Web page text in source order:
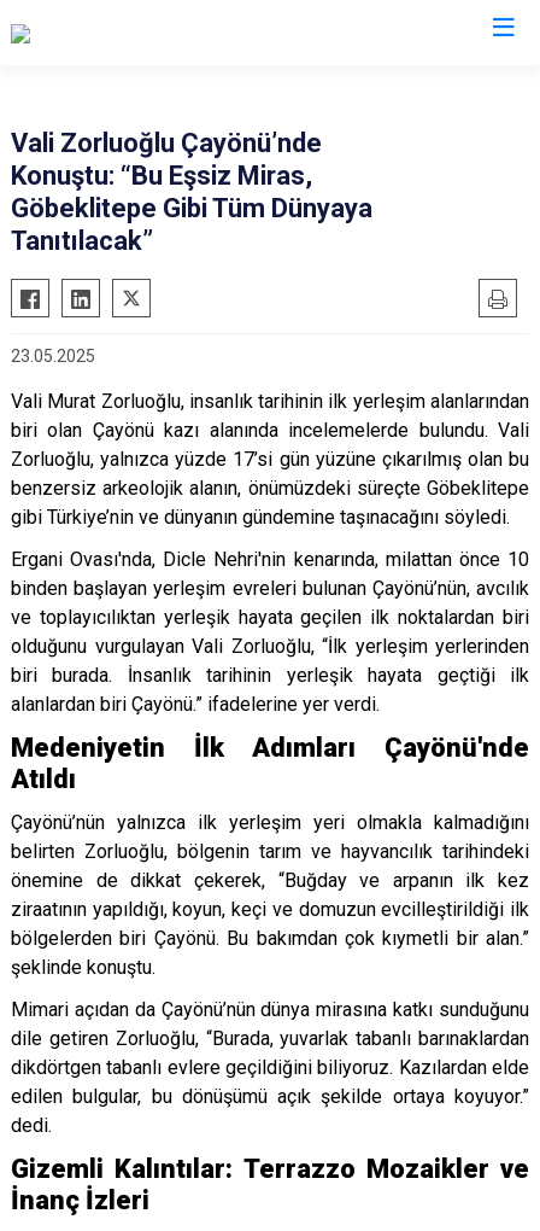
Vali Zorluoğlu Çayönü’nde
Konuştu: “Bu Eşsiz Miras,
Göbeklitepe Gibi Tüm Dünyaya
Tanıtılacak”
23.05.2025
Vali Murat Zorluoğlu, insanlık tarihinin ilk yerleşim alanlarından
biri olan Çayönü kazı alanında incelemelerde bulundu. Vali
Zorluoğlu, yalnızca yüzde 17’si gün yüzüne çıkarılmış olan bu
benzersiz arkeolojik alanın, önümüzdeki süreçte Göbeklitepe
gibi Türkiye’nin ve dünyanın gündemine taşınacağını söyledi.
Ergani Ovası'nda, Dicle Nehri'nin kenarında, milattan önce 10
binden başlayan yerleşim evreleri bulunan Çayönü’nün, avcılık
ve toplayıcılıktan yerleşik hayata geçilen ilk noktalardan biri
olduğunu vurgulayan Vali Zorluoğlu, “İlk yerleşim yerlerinden
biri burada. İnsanlık tarihinin yerleşik hayata geçtiği ilk
alanlardan biri Çayönü.” ifadelerine yer verdi.
Medeniyetin İlk Adımları Çayönü'nde
Atıldı
Çayönü’nün yalnızca ilk yerleşim yeri olmakla kalmadığını
belirten Zorluoğlu, bölgenin tarım ve hayvancılık tarihindeki
önemine de dikkat çekerek, “Buğday ve arpanın ilk kez
ziraatının yapıldığı, koyun, keçi ve domuzun evcilleştirildiği ilk
bölgelerden biri Çayönü. Bu bakımdan çok kıymetli bir alan.”
şeklinde konuştu.
Mimari açıdan da Çayönü’nün dünya mirasına katkı sunduğunu
dile getiren Zorluoğlu, “Burada, yuvarlak tabanlı barınaklardan
dikdörtgen tabanlı evlere geçildiğini biliyoruz. Kazılardan elde
edilen bulgular, bu dönüşümü açık şekilde ortaya koyuyor.”
dedi.
Gizemli Kalıntılar: Terrazzo Mozaikler ve
İnanç İzleri